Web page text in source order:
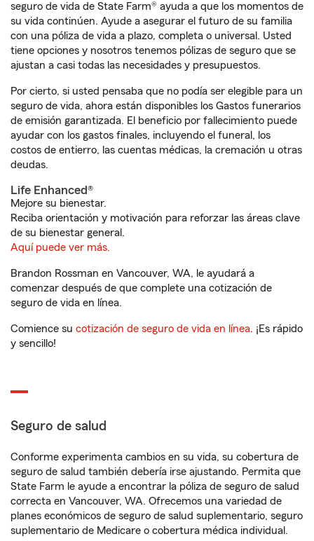
seguro de vida de State Farm® ayuda a que los momentos de
su vida continúen. Ayude a asegurar el futuro de su familia
con una póliza de vida a plazo, completa o universal. Usted
tiene opciones y nosotros tenemos pólizas de seguro que se
ajustan a casi todas las necesidades y presupuestos.
Por cierto, si usted pensaba que no podía ser elegible para un
seguro de vida, ahora están disponibles los Gastos funerarios
de emisión garantizada. El beneficio por fallecimiento puede
ayudar con los gastos finales, incluyendo el funeral, los
costos de entierro, las cuentas médicas, la cremación u otras
deudas.
Life Enhanced®
Mejore su bienestar.
Reciba orientación y motivación para reforzar las áreas clave
de su bienestar general.
Aquí puede ver más.
Brandon Rossman en Vancouver, WA, le ayudará a
comenzar después de que complete una cotización de
seguro de vida en línea.
Comience su cotización de seguro de vida en línea. ¡Es rápido
y sencillo!
Seguro de salud
Conforme experimenta cambios en su vida, su cobertura de
seguro de salud también debería irse ajustando. Permita que
State Farm le ayude a encontrar la póliza de seguro de salud
correcta en Vancouver, WA. Ofrecemos una variedad de
planes económicos de seguro de salud suplementario, seguro
suplementario de Medicare o cobertura médica individual.